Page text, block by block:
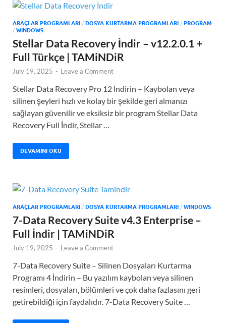
ARAÇLAR PROGRAMLARI / DOSYA KURTARMA PROGRAMLARI / PROGRAM
/ WINDOWS
Stellar Data Recovery İndir – v12.2.0.1 +
Full Türkçe | TAMiNDiR
July 19, 2025 - Leave a Comment
Stellar Data Recovery Pro 12 İndirin – Kaybolan veya
silinen şeyleri hızlı ve kolay bir şekilde geri almanızı
sağlayan güvenilir ve eksiksiz bir program Stellar Data
Recovery Full İndir, Stellar …
DEVAMINI OKU
ARAÇLAR PROGRAMLARI / DOSYA KURTARMA PROGRAMLARI / WINDOWS
7-Data Recovery Suite v4.3 Enterprise –
Full İndir | TAMiNDiR
July 19, 2025 - Leave a Comment
7-Data Recovery Suite – Silinen Dosyaları Kurtarma
Programı 4 İndirin – Bu yazılım kaybolan veya silinen
resimleri, dosyaları, bölümleri ve çok daha fazlasını geri
getirebildiği için faydalıdır. 7-Data Recovery Suite …